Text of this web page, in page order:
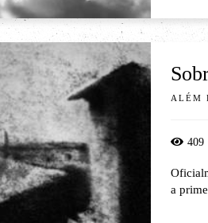
ALÉM
409
a